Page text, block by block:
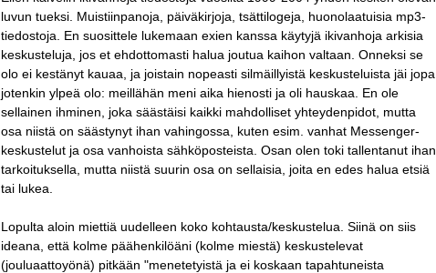
luvun tueksi. Muistiinpanoja, päiväkirjoja, tsättilogeja, huonolaatuisia mp3-
tiedostoja. En suosittele lukemaan exien kanssa käytyjä ikivanhoja arkisia
keskusteluja, jos et ehdottomasti halua joutua kaihon valtaan. Onneksi se
olo ei kestänyt kauaa, ja joistain nopeasti silmäillyistä keskusteluista jäi jopa
jotenkin ylpeä olo: meillähän meni aika hienosti ja oli hauskaa. En ole
sellainen ihminen, joka säästäisi kaikki mahdolliset yhteydenpidot, mutta
osa niistä on säästynyt ihan vahingossa, kuten esim. vanhat Messenger-
keskustelut ja osa vanhoista sähköposteista. Osan olen toki tallentanut ihan
tarkoituksella, mutta niistä suurin osa on sellaisia, joita en edes halua etsiä
tai lukea.
Lopulta aloin miettiä uudelleen koko kohtausta/keskustelua. Siinä on siis
ideana, että kolme päähenkilöäni (kolme miestä) keskustelevat
(jouluaattoyönä) pitkään "menetetyistä ja ei koskaan tapahtuneista